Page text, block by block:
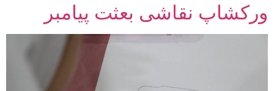
ورکشاپ نقاشی بعثت پیامبر